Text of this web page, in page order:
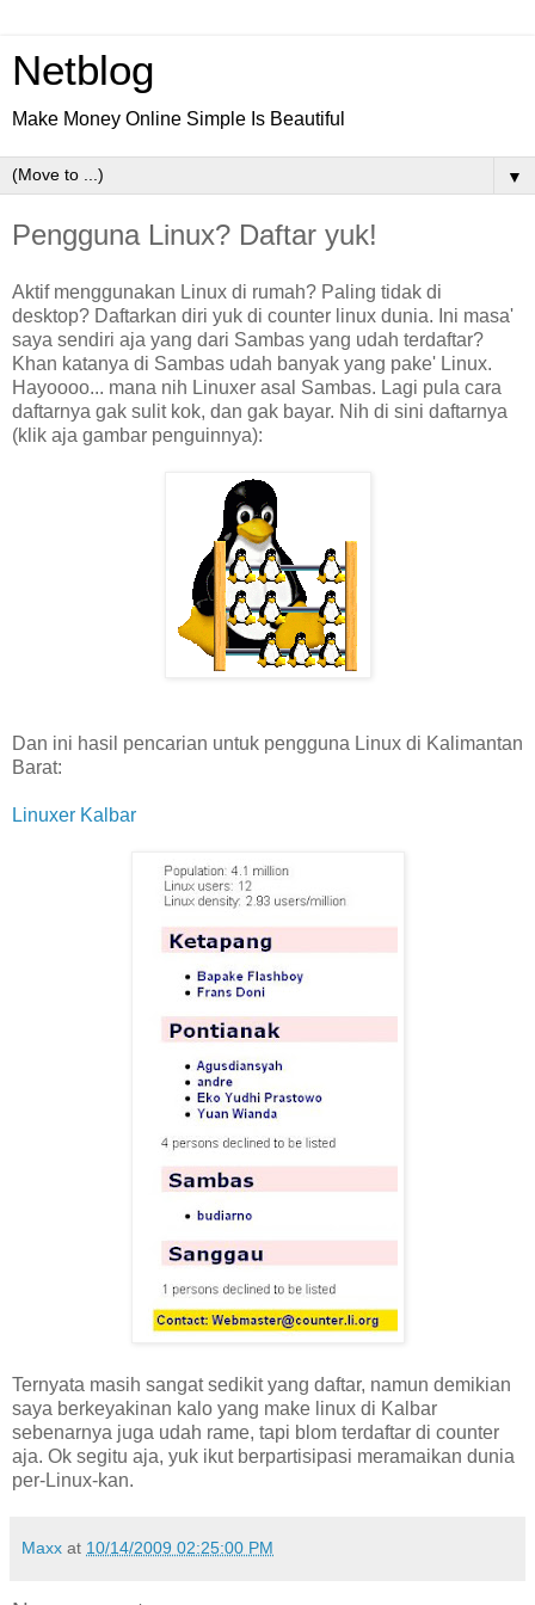
Netblog
Make Money Online Simple Is Beautiful
▼
Pengguna Linux? Daftar yuk!
Aktif menggunakan Linux di rumah? Paling tidak di
desktop? Daftarkan diri yuk di counter linux dunia. Ini masa'
saya sendiri aja yang dari Sambas yang udah terdaftar?
Khan katanya di Sambas udah banyak yang pake' Linux.
Hayoooo... mana nih Linuxer asal Sambas. Lagi pula cara
daftarnya gak sulit kok, dan gak bayar. Nih di sini daftarnya
(klik aja gambar penguinnya):
Dan ini hasil pencarian untuk pengguna Linux di Kalimantan
Barat:
Linuxer Kalbar
Ternyata masih sangat sedikit yang daftar, namun demikian
saya berkeyakinan kalo yang make linux di Kalbar
sebenarnya juga udah rame, tapi blom terdaftar di counter
aja. Ok segitu aja, yuk ikut berpartisipasi meramaikan dunia
per-Linux-kan.
Maxx at 10/14/2009 02:25:00 PM